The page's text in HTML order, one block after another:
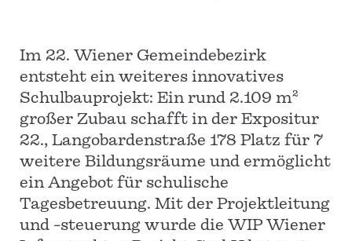
Im 22. Wiener Gemeindebezirk
entsteht ein weiteres innovatives
Schulbauprojekt: Ein rund 2.109 m²
großer Zubau schafft in der Expositur
22., Langobardenstraße 178 Platz für 7
weitere Bildungsräume und ermöglicht
ein Angebot für schulische
Tagesbetreuung. Mit der Projektleitung
und -steuerung wurde die WIP Wiener